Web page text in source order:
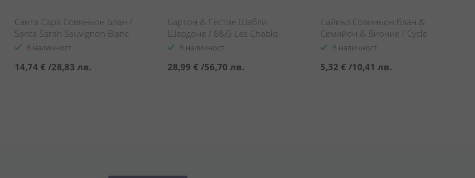
Санта Сара Совиньон Блан /
Santa Sarah Sauvignon Blanc
В наличност
14,74 € /28,83 лв.
Бартон & Гестие Шабли
Шардоне / B&G Les Chablis
Chardonnay
В наличност
28,99 € /56,70 лв.
Сайкъл Совиньон блан &
Семийон & Вионие / Cycle
Sauvignon Blanc & Sémillon &
В наличност
5,32 € /10,41 лв.